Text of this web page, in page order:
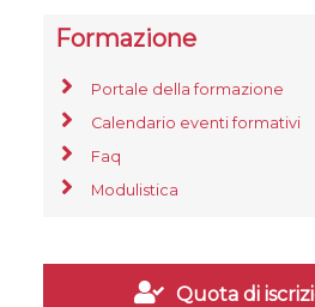
Formazione
Portale della formazione
Calendario eventi formativi
Faq
Modulistica
Quota di